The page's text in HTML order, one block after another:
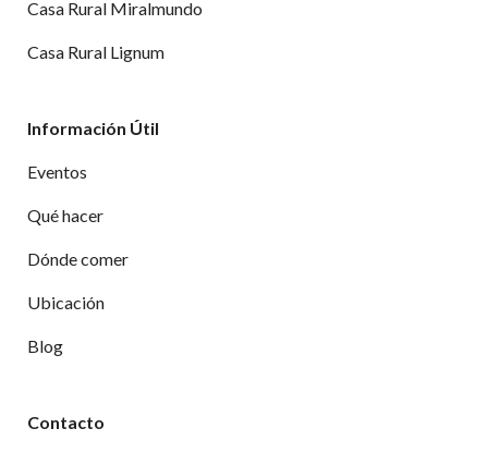
Casa Rural Miralmundo
Casa Rural Lignum
Información Útil
Eventos
Qué hacer
Dónde comer
Ubicación
Blog
Contacto